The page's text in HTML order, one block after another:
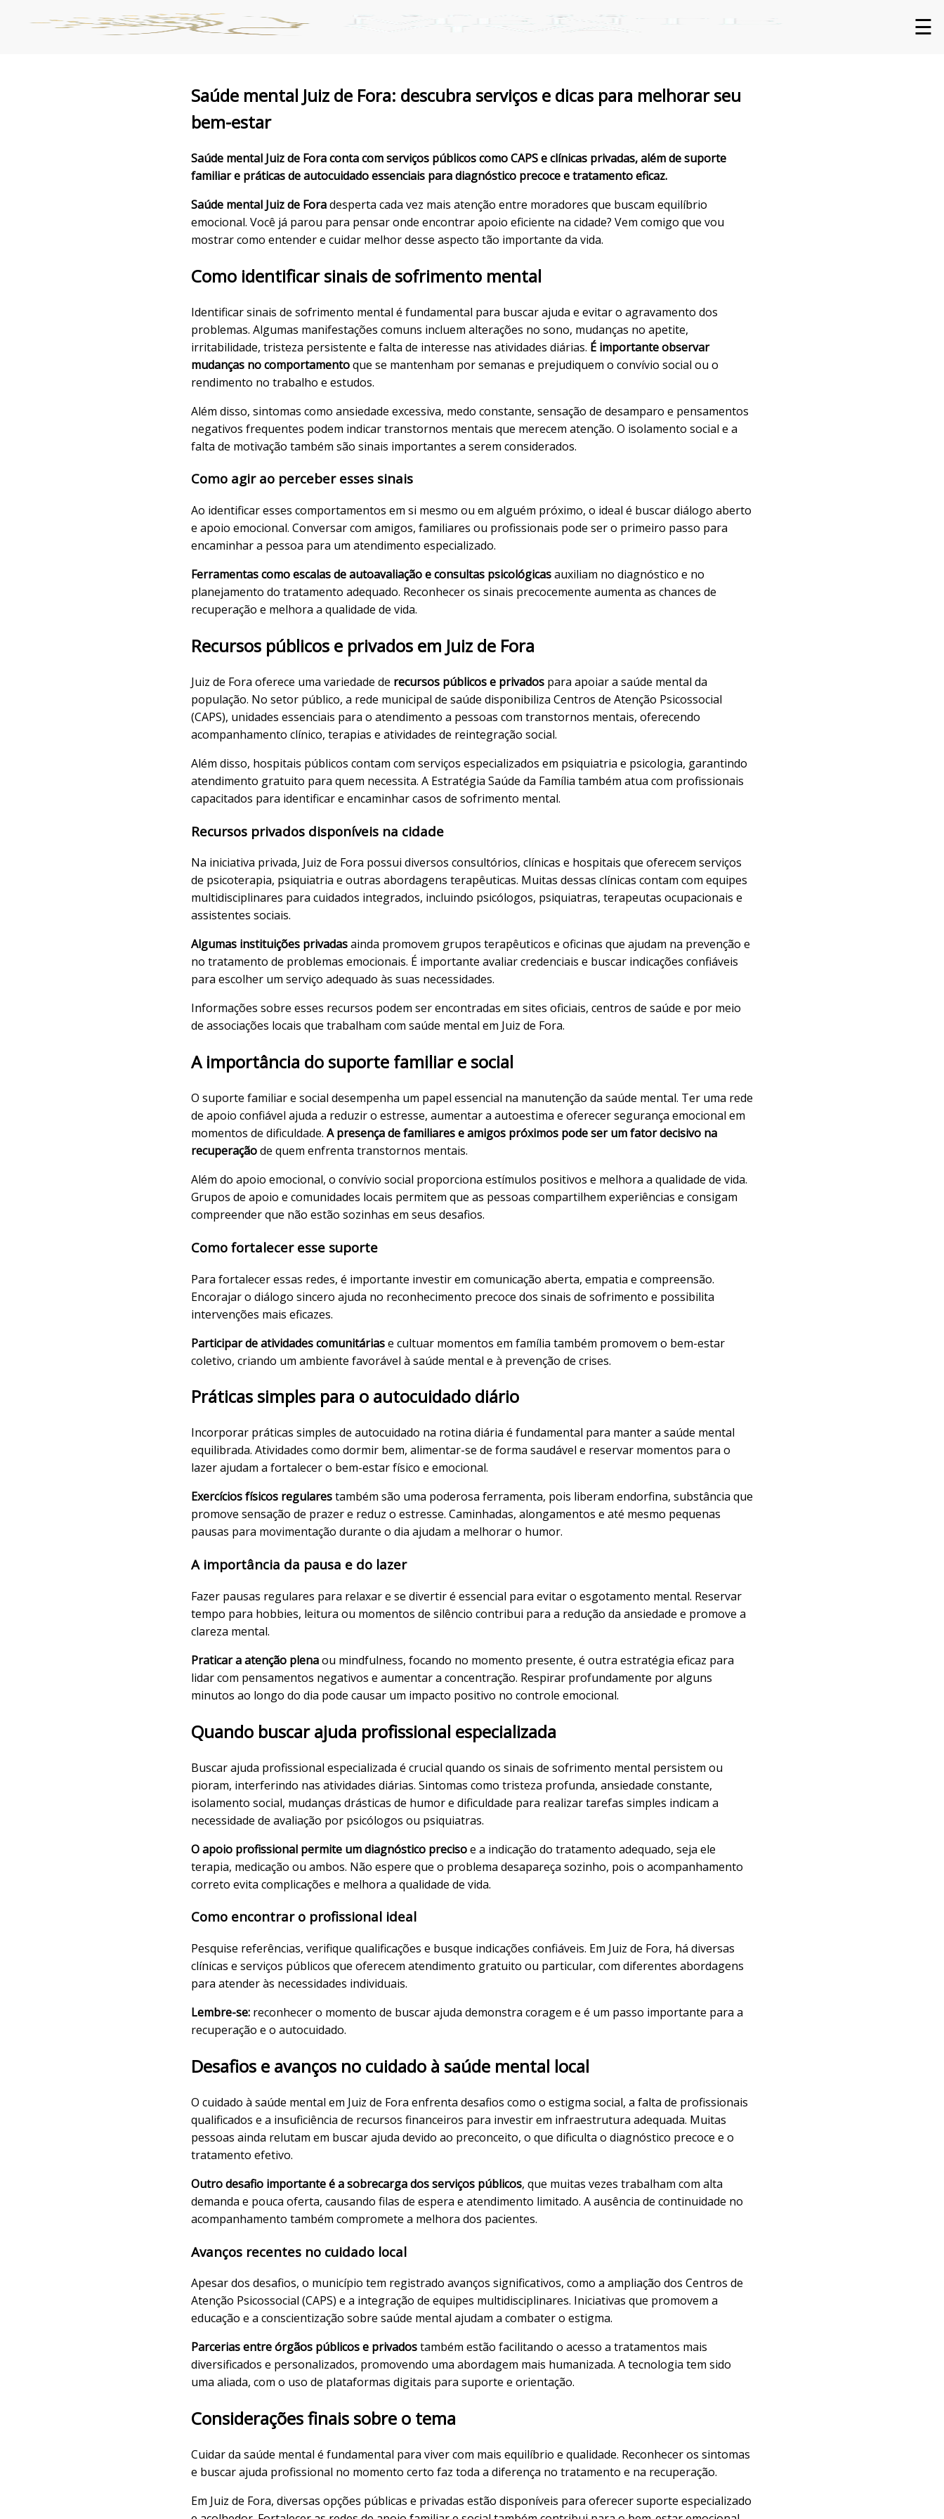
☰
Saúde mental Juiz de Fora: descubra serviços e dicas para melhorar seu
bem-estar
Saúde mental Juiz de Fora conta com serviços públicos como CAPS e clínicas privadas, além de suporte
familiar e práticas de autocuidado essenciais para diagnóstico precoce e tratamento eficaz.
Saúde mental Juiz de Foradesperta cada vez mais atenção entre moradores que buscam equilíbrio
emocional. Você já parou para pensar onde encontrar apoio eficiente na cidade? Vem comigo que vou
mostrar como entender e cuidar melhor desse aspecto tão importante da vida.
Como identificar sinais de sofrimento mental
Identificar sinais de sofrimento mental é fundamental para buscar ajuda e evitar o agravamento dos
problemas. Algumas manifestações comuns incluem alterações no sono, mudanças no apetite,
irritabilidade, tristeza persistente e falta de interesse nas atividades diárias. É importante observar
mudanças no comportamentoque se mantenham por semanas e prejudiquem o convívio social ou o
rendimento no trabalho e estudos.
Além disso, sintomas como ansiedade excessiva, medo constante, sensação de desamparo e pensamentos
negativos frequentes podem indicar transtornos mentais que merecem atenção. O isolamento social e a
falta de motivação também são sinais importantes a serem considerados.
Como agir ao perceber esses sinais
Ao identificar esses comportamentos em si mesmo ou em alguém próximo, o ideal é buscar diálogo aberto
e apoio emocional. Conversar com amigos, familiares ou profissionais pode ser o primeiro passo para
encaminhar a pessoa para um atendimento especializado.
Ferramentas como escalas de autoavaliação e consultas psicológicasauxiliam no diagnóstico e no
planejamento do tratamento adequado. Reconhecer os sinais precocemente aumenta as chances de
recuperação e melhora a qualidade de vida.
Recursos públicos e privados em Juiz de Fora
Juiz de Fora oferece uma variedade de recursos públicos e privados para apoiar a saúde mental da
população. No setor público, a rede municipal de saúde disponibiliza Centros de Atenção Psicossocial
(CAPS), unidades essenciais para o atendimento a pessoas com transtornos mentais, oferecendo
acompanhamento clínico, terapias e atividades de reintegração social.
Além disso, hospitais públicos contam com serviços especializados em psiquiatria e psicologia, garantindo
atendimento gratuito para quem necessita. A Estratégia Saúde da Família também atua com profissionais
capacitados para identificar e encaminhar casos de sofrimento mental.
Recursos privados disponíveis na cidade
Na iniciativa privada, Juiz de Fora possui diversos consultórios, clínicas e hospitais que oferecem serviços
de psicoterapia, psiquiatria e outras abordagens terapêuticas. Muitas dessas clínicas contam com equipes
multidisciplinares para cuidados integrados, incluindo psicólogos, psiquiatras, terapeutas ocupacionais e
assistentes sociais.
Algumas instituições privadasainda promovem grupos terapêuticos e oficinas que ajudam na prevenção e
no tratamento de problemas emocionais. É importante avaliar credenciais e buscar indicações confiáveis
para escolher um serviço adequado às suas necessidades.
Informações sobre esses recursos podem ser encontradas em sites oficiais, centros de saúde e por meio
de associações locais que trabalham com saúde mental em Juiz de Fora.
A importância do suporte familiar e social
O suporte familiar e social desempenha um papel essencial na manutenção da saúde mental. Ter uma rede
de apoio confiável ajuda a reduzir o estresse, aumentar a autoestima e oferecer segurança emocional em
momentos de dificuldade. A presença de familiares e amigos próximos pode ser um fator decisivo na
recuperaçãode quem enfrenta transtornos mentais.
Além do apoio emocional, o convívio social proporciona estímulos positivos e melhora a qualidade de vida.
Grupos de apoio e comunidades locais permitem que as pessoas compartilhem experiências e consigam
compreender que não estão sozinhas em seus desafios.
Como fortalecer esse suporte
Para fortalecer essas redes, é importante investir em comunicação aberta, empatia e compreensão.
Encorajar o diálogo sincero ajuda no reconhecimento precoce dos sinais de sofrimento e possibilita
intervenções mais eficazes.
Participar de atividades comunitáriase cultuar momentos em família também promovem o bem-estar
coletivo, criando um ambiente favorável à saúde mental e à prevenção de crises.
Práticas simples para o autocuidado diário
Incorporar práticas simples de autocuidado na rotina diária é fundamental para manter a saúde mental
equilibrada. Atividades como dormir bem, alimentar-se de forma saudável e reservar momentos para o
lazer ajudam a fortalecer o bem-estar físico e emocional.
Exercícios físicos regularestambém são uma poderosa ferramenta, pois liberam endorfina, substância que
promove sensação de prazer e reduz o estresse. Caminhadas, alongamentos e até mesmo pequenas
pausas para movimentação durante o dia ajudam a melhorar o humor.
A importância da pausa e do lazer
Fazer pausas regulares para relaxar e se divertir é essencial para evitar o esgotamento mental. Reservar
tempo para hobbies, leitura ou momentos de silêncio contribui para a redução da ansiedade e promove a
clareza mental.
Praticar a atenção plenaou mindfulness, focando no momento presente, é outra estratégia eficaz para
lidar com pensamentos negativos e aumentar a concentração. Respirar profundamente por alguns
minutos ao longo do dia pode causar um impacto positivo no controle emocional.
Quando buscar ajuda profissional especializada
Buscar ajuda profissional especializada é crucial quando os sinais de sofrimento mental persistem ou
pioram, interferindo nas atividades diárias. Sintomas como tristeza profunda, ansiedade constante,
isolamento social, mudanças drásticas de humor e dificuldade para realizar tarefas simples indicam a
necessidade de avaliação por psicólogos ou psiquiatras.
O apoio profissional permite um diagnóstico precisoe a indicação do tratamento adequado, seja ele
terapia, medicação ou ambos. Não espere que o problema desapareça sozinho, pois o acompanhamento
correto evita complicações e melhora a qualidade de vida.
Como encontrar o profissional ideal
Pesquise referências, verifique qualificações e busque indicações confiáveis. Em Juiz de Fora, há diversas
clínicas e serviços públicos que oferecem atendimento gratuito ou particular, com diferentes abordagens
para atender às necessidades individuais.
Lembre-se: reconhecer o momento de buscar ajuda demonstra coragem e é um passo importante para a
recuperação e o autocuidado.
Desafios e avanços no cuidado à saúde mental local
O cuidado à saúde mental em Juiz de Fora enfrenta desafios como o estigma social, a falta de profissionais
qualificados e a insuficiência de recursos financeiros para investir em infraestrutura adequada. Muitas
pessoas ainda relutam em buscar ajuda devido ao preconceito, o que dificulta o diagnóstico precoce e o
tratamento efetivo.
Outro desafio importante é a sobrecarga dos serviços públicos, que muitas vezes trabalham com alta
demanda e pouca oferta, causando filas de espera e atendimento limitado. A ausência de continuidade no
acompanhamento também compromete a melhora dos pacientes.
Avanços recentes no cuidado local
Apesar dos desafios, o município tem registrado avanços significativos, como a ampliação dos Centros de
Atenção Psicossocial (CAPS) e a integração de equipes multidisciplinares. Iniciativas que promovem a
educação e a conscientização sobre saúde mental ajudam a combater o estigma.
Parcerias entre órgãos públicos e privadostambém estão facilitando o acesso a tratamentos mais
diversificados e personalizados, promovendo uma abordagem mais humanizada. A tecnologia tem sido
uma aliada, com o uso de plataformas digitais para suporte e orientação.
Considerações finais sobre o tema
Cuidar da saúde mental é fundamental para viver com mais equilíbrio e qualidade. Reconhecer os sintomas
e buscar ajuda profissional no momento certo faz toda a diferença no tratamento e na recuperação.
Em Juiz de Fora, diversas opções públicas e privadas estão disponíveis para oferecer suporte especializado